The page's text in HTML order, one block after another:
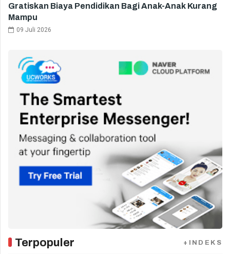
Gratiskan Biaya Pendidikan Bagi Anak-Anak Kurang
Mampu
09 Juli 2026
Terpopuler +INDEKS